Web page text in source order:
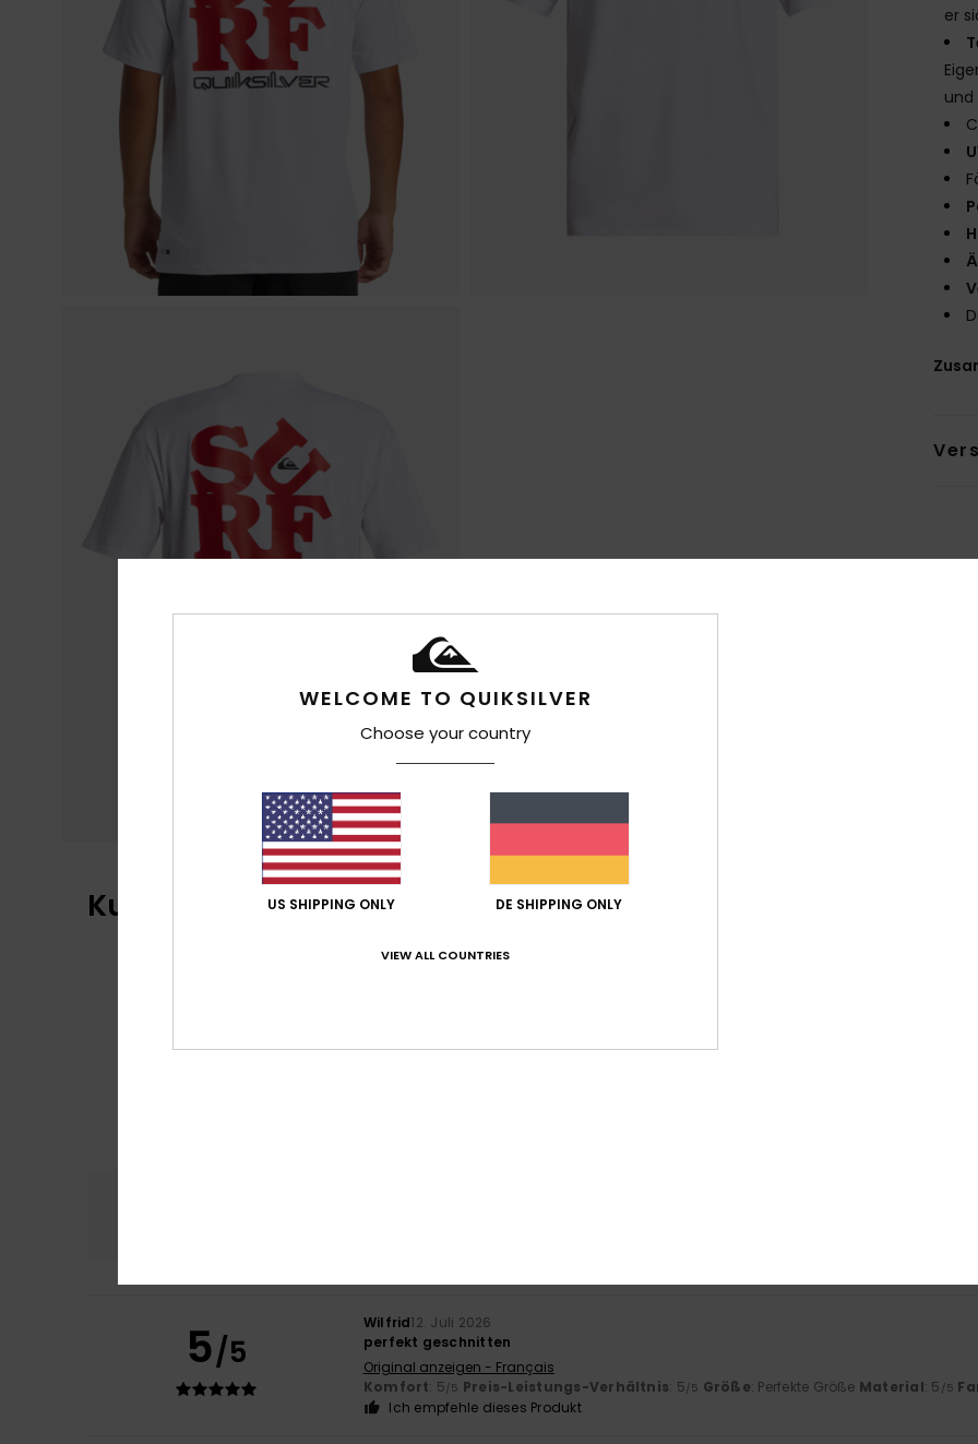
er
Kundenbewertungen
4.5
5/5
Wilfrid12. Juli 2026
perfekt geschnitten
Original anzeigen - Français
Komfort: 5/5 Preis-Leistungs-Verhältnis: 5/5 Größe: Perfekte Größe Material: 5 /5
Ich empfehle dieses Produkt
WELCOME TO QUIKSILVER
Choose your country
US SHIPPING ONLY DE SHIPPING ONLY
VIEW ALL COUNTRIES